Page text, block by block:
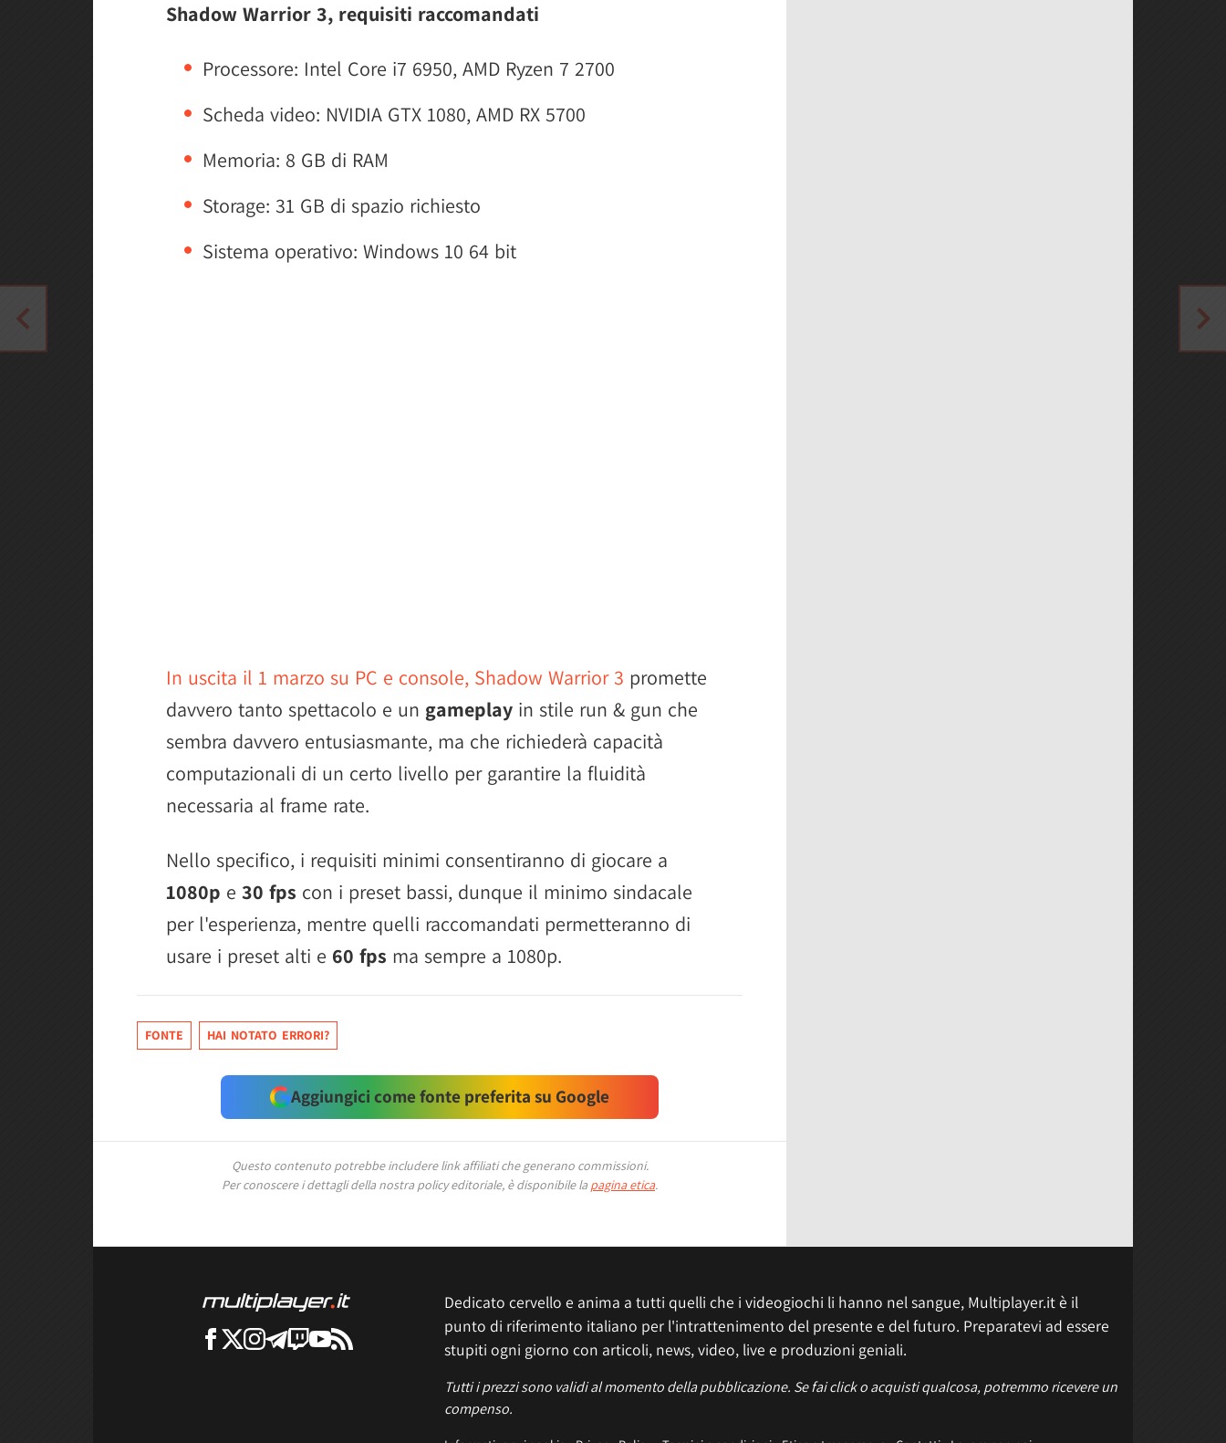
Shadow Warrior 3, requisiti raccomandati
Processore: Intel Core i7 6950, AMD Ryzen 7 2700
Scheda video: NVIDIA GTX 1080, AMD RX 5700
Memoria: 8 GB di RAM
Storage: 31 GB di spazio richiesto
Sistema operativo: Windows 10 64 bit
In uscita il 1 marzo su PC e console, Shadow Warrior 3 promette
davvero tanto spettacolo e un gameplay in stile run & gun che
sembra davvero entusiasmante, ma che richiederà capacità
computazionali di un certo livello per garantire la fluidità
necessaria al frame rate.
Nello specifico, i requisiti minimi consentiranno di giocare a
1080p e 30 fps con i preset bassi, dunque il minimo sindacale
per l'esperienza, mentre quelli raccomandati permetteranno di
usare i preset alti e 60 fps ma sempre a 1080p.
FONTE HAI NOTATO ERRORI?
Aggiungici come fonte preferita su Google
Questo contenuto potrebbe includere link affiliati che generano commissioni.
Per conoscere i dettagli della nostra policy editoriale, è disponibile la pagina etica.
Dedicato cervello e anima a tutti quelli che i videogiochi li hanno nel sangue, Multiplayer.it è il
punto di riferimento italiano per l'intrattenimento del presente e del futuro. Preparatevi ad essere
stupiti ogni giorno con articoli, news, video, live e produzioni geniali.
Tutti i prezzi sono validi al momento della pubblicazione. Se fai click o acquisti qualcosa, potremmo ricevere un
compenso.